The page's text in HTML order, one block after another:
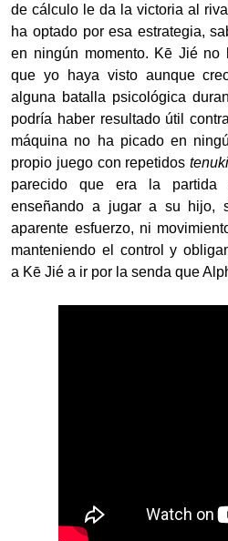
de cálculo le da la victoria al
ha optado por esa estrategia,
en ningún momento. Kē Jié no
que yo haya visto aunque
alguna batalla psicológica
podría haber resultado útil
máquina no ha picado en
propio juego con repetidos
parecido que era la
enseñando a jugar a su hijo,
aparente esfuerzo, ni
manteniendo el control y
a Kē Jié a ir por la senda que